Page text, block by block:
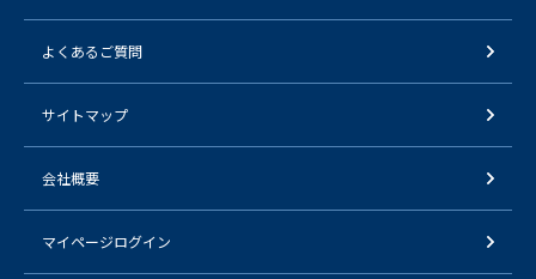
よくあるご質問
サイトマップ
会社概要
マイページログイン